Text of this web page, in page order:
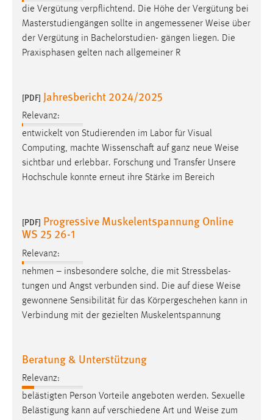
die Vergütung verpflichtend. Die Höhe der Vergütung bei
Masterstudiengängen sollte in angemessener Weise über
der Vergütung in Bachelorstudien- gängen liegen. Die
Praxisphasen gelten nach allgemeiner R
[PDF] Jahresbericht 2024/2025
Relevanz:
entwickelt von Studierenden im Labor für Visual
Computing, machte Wissenschaft auf ganz neue Weise
sichtbar und erlebbar. Forschung und Transfer Unsere
Hochschule konnte erneut ihre Stärke im Bereich
[PDF] Progressive Muskelentspannung Online
WS 25 26-1
Relevanz:
nehmen – insbesondere solche, die mit Stressbelas-
tungen und Angst verbunden sind. Die auf diese Weise
gewonnene Sensibilität für das Körpergeschehen kann in
Verbindung mit der gezielten Muskelentspannung
Beratung & Unterstützung
Relevanz:
belästigten Person Vorteile angeboten werden. Sexuelle
Belästigung kann auf verschiedene Art und Weise zum